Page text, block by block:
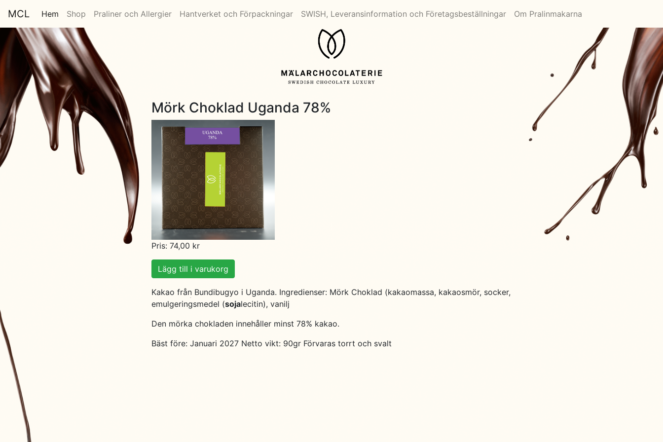
MCL Hem Shop Praliner och Allergier Hantverket och Förpackningar SWISH, Leveransinformation och Företagsbeställningar Om Pralinmakarna
Mörk Choklad Uganda 78%
Pris: 74,00 kr
Lägg till i varukorg
Kakao från Bundibugyo i Uganda. Ingredienser: Mörk Choklad (kakaomassa, kakaosmör, socker,
emulgeringsmedel (sojalecitin), vanilj
Den mörka chokladen innehåller minst 78% kakao.
Bäst före: Januari 2027 Netto vikt: 90gr Förvaras torrt och svalt